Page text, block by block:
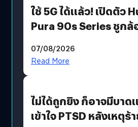
ใช้ 5G ได้แล้ว! เปิดตัว
Pura 90s Series ชูกล้
07/08/2026
Read More
ไม่ได้ถูกยิง ก็อาจมีบาด
เข้าใจ PTSD หลังเหตุร้